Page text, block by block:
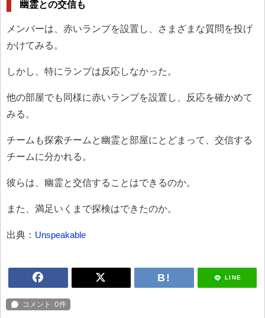
幽霊との交信も
メンバーは、赤いランプを設置し、さまざまな質問を投げ
かけてみる。
しかし、特にランプは反応しなかった。
他の部屋でも同様に赤いランプを設置し、反応を確かめて
みる。
チームも探索チームと幽霊と部屋にとどまって、交信する
チームに分かれる。
彼らは、幽霊と交信することはできるのか。
また、満足いくまで探検はできたのか。
出典： Unspeakable
LINE